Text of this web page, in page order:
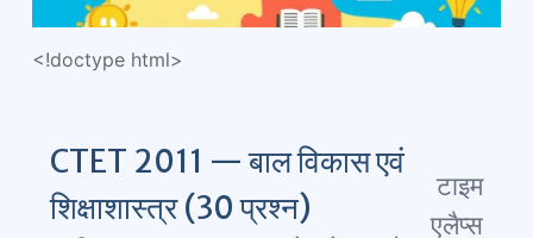
<!doctype html>
CTET 2011 — बाल विकास एवं
शिक्षाशास्त्र (30 प्रश्न)
टाइम
एलैप्स